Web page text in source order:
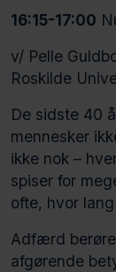
16:15-17:00
v/ Pelle
Roskilde
De sidste 40
mennesker
ikke nok –
spiser for
ofte, hvor
Adfærd
afgørende